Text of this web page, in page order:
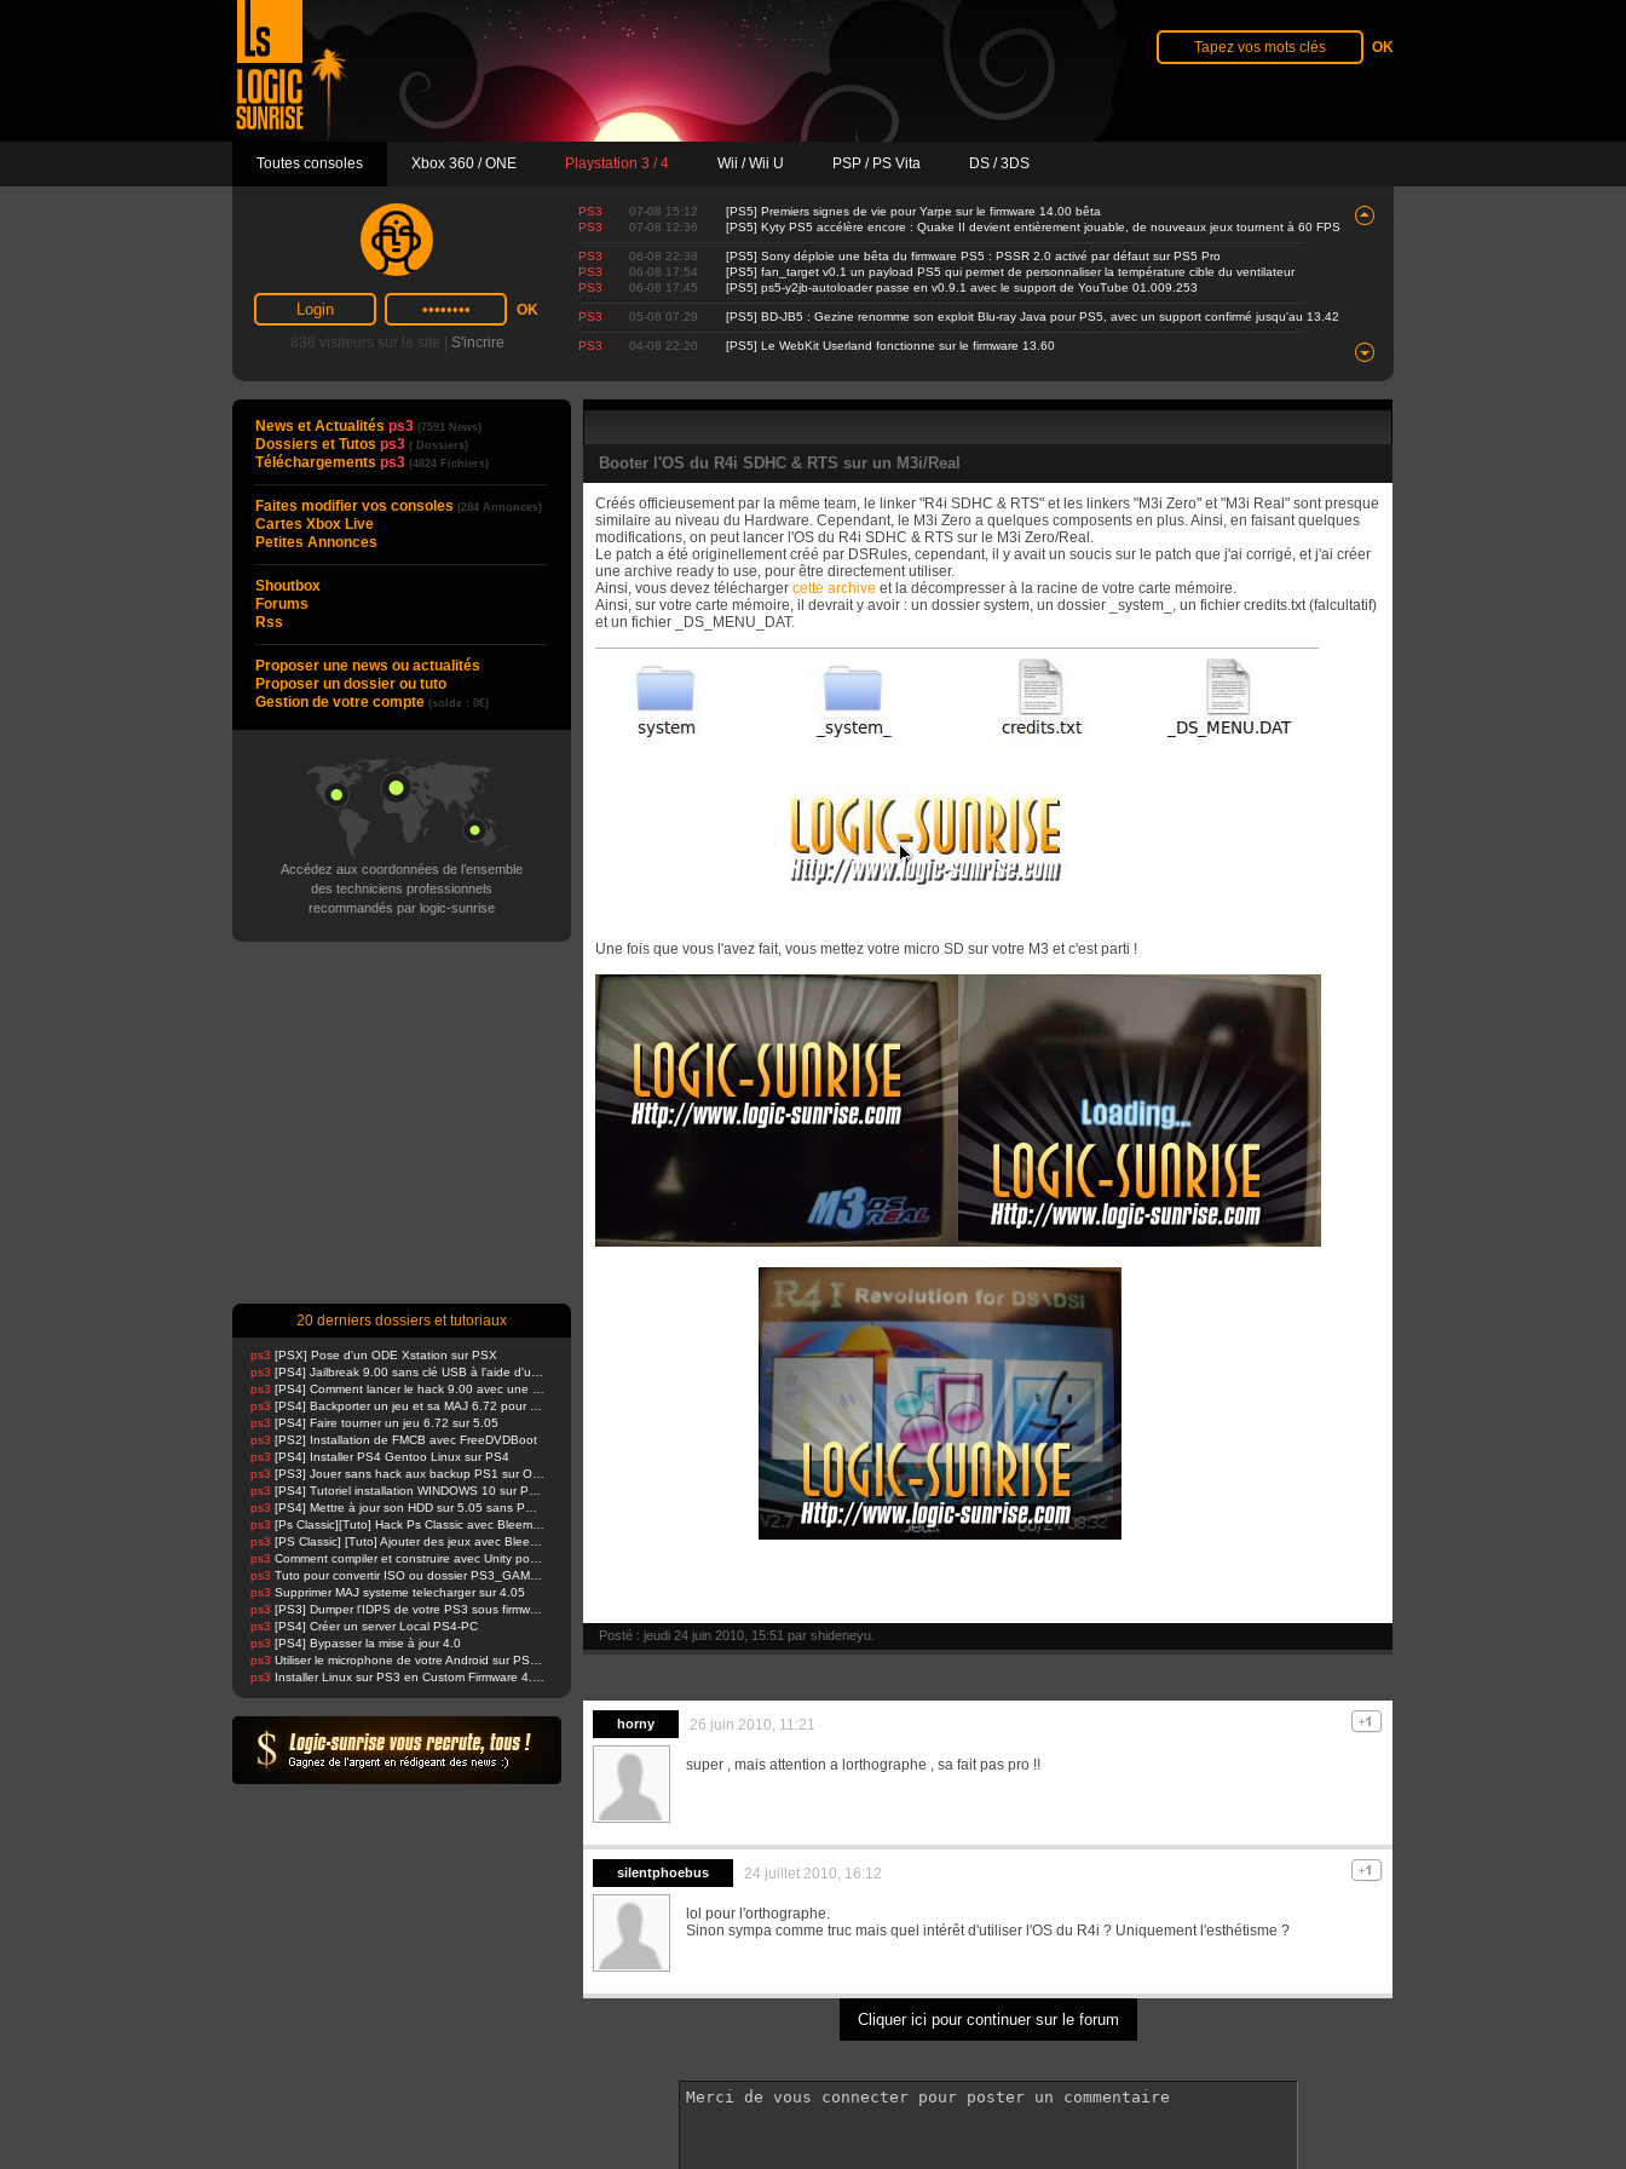
Toutes consoles Xbox 360 / ONE Playstation 3 / 4 Wii / Wii U PSP / PS Vita DS / 3DS
836 visiteurs sur le site | S'incrire
PS3 07-08 15:12
[PS5] Premiers signes de vie pour Yarpe sur le firmware 14.00 bêta
PS3
07-08 12:36 [PS5] Kyty PS5 accélère encore : Quake II devient entièrement jouable, de nouveaux jeux tournent à 60 FPS
PS3 06-08 22:38
[PS5] Sony déploie une bêta du firmware PS5 : PSSR 2.0 activé par défaut sur PS5 Pro
PS3
06-08 17:54
[PS5] fan_target v0.1 un payload PS5 qui permet de personnaliser la température cible du ventilateur
PS3
06-08 17:45 [PS5] ps5-y2jb-autoloader passe en v0.9.1 avec le support de YouTube 01.009.253
PS3 05-08 07:29 [PS5] BD-JB5 : Gezine renomme son exploit Blu-ray Java pour PS5, avec un support confirmé jusqu'au 13.42
PS3 04-08 22:20 [PS5] Le WebKit Userland fonctionne sur le firmware 13.60
News et Actualités ps3 (7591 News)
Dossiers et Tutos ps3 ( Dossiers)
Téléchargements ps3 (4824 Fichiers)
Faites modifier vos consoles (284 Annonces)
Cartes Xbox Live
Petites Annonces
Shoutbox
Forums
Rss
Proposer une news ou actualités
Proposer un dossier ou tuto
Gestion de votre compte (solde : 0€)
Accédez aux coordonnées de l’ensemble
des techniciens professionnels
recommandés par logic-sunrise
20 derniers dossiers et tutoriaux
ps3 [PSX] Pose d'un ODE Xstation sur PSX
ps3
ps3
ps3
ps3 [PS4] Faire tourner un jeu 6.72 sur 5.05
ps3 [PS2] Installation de FMCB avec FreeDVDBoot
ps3 [PS4] Installer PS4 Gentoo Linux sur PS4
ps3
ps3
ps3
ps3
ps3
ps3
ps3
ps3 Supprimer MAJ systeme telecharger sur 4.05
ps3
ps3 [PS4] Créer un server Local PS4-PC
ps3 [PS4] Bypasser la mise à jour 4.0
ps3
ps3
Booter l'OS du R4i SDHC & RTS sur un M3i/Real
Créés officieusement par la même team, le linker "R4i SDHC & RTS" et les linkers "M3i Zero" et "M3i Real" sont presque
similaire au niveau du Hardware. Cependant, le M3i Zero a quelques composents en plus. Ainsi, en faisant quelques
modifications, on peut lancer l'OS du R4i SDHC & RTS sur le M3i Zero/Real.
Le patch a été originellement créé par DSRules, cependant, il y avait un soucis sur le patch que j'ai corrigé, et j'ai créer
une archive ready to use, pour être directement utiliser.
Ainsi, vous devez télécharger cette archive et la décompresser à la racine de votre carte mémoire.
Ainsi, sur votre carte mémoire, il devrait y avoir : un dossier system, un dossier _system_, un fichier credits.txt (falcultatif)
et un fichier _DS_MENU_DAT.
Une fois que vous l'avez fait, vous mettez votre micro SD sur votre M3 et c'est parti !
Posté : jeudi 24 juin 2010, 15:51 par shideneyu
horny 26 juin 2010, 11:21
super , mais attention a lorthographe , sa fait pas pro !!
silentphoebus 24 juillet 2010, 16:12
lol pour l'orthographe.
Sinon sympa comme truc mais quel intérêt d'utiliser l'OS du R4i ? Uniquement l'esthétisme ?
Cliquer ici pour continuer sur le forum